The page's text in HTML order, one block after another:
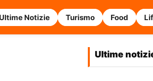
Ultime Notizie Turismo Food
Ultime